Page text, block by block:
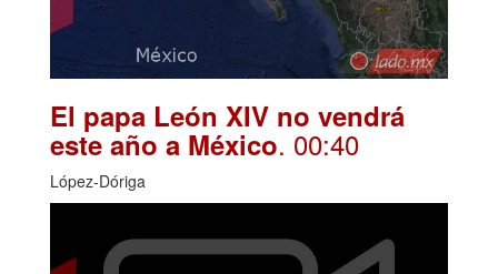
El papa León XIV no vendrá
este año a México. 00:40
López-Dóriga